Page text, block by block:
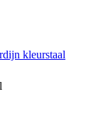
kleurstaal